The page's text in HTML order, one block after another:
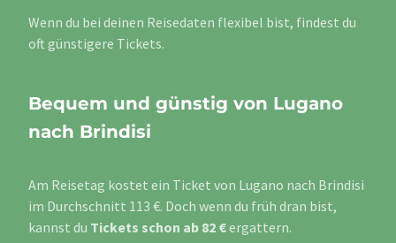
Wenn du bei deinen Reisedaten flexibel bist, findest du
oft günstigere Tickets.
Bequem und günstig von Lugano
nach Brindisi
Am Reisetag kostet ein Ticket von Lugano nach Brindisi
im Durchschnitt 113 €. Doch wenn du früh dran bist,
kannst du Tickets schon ab 82 €ergattern.